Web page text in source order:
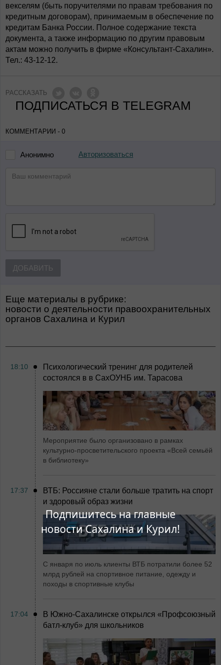
Подпишитесь на главные
новости Сахалина и Курил!
векселям (быть поручителями по правам требования по
кредитным договорам), принимаемым в обеспечение по
кредитам Банка России. Полное содержание текста
документа, а также информацию по другим правовым
актам можно получить в фирме «Консультант-Сахалин».
Тел.: 43-12-12.
РАССКАЗАТЬ
ПОДПИСАТЬСЯ В TELEGRAM
КОММЕНТАРИИ - 0
Анонимно Авторизоваться
ДОБАВИТЬ
Еще материалы в рубрике:
Новости о деятельности правоохранительных
органов Сахалина и Курил
18:10
Психологический тренинг для родителей
состоялся в в СахОУНБ им. Тарасова
Мероприятие было организовано в рамках
культурно-просветительского проекта «Всей семьёй
в библиотеку»
17:37
ВТБ: Россияне стали больше тратить на спорт
и здоровый образ жизни
С января по июль клиенты ВТБ потратили более 52
млрд рублей на спортивное питание, одежду и
походы в спортивные клубы
17:04
В Южно-Сахалинске открылся «Профсоюзный
батл-клуб» для школьников